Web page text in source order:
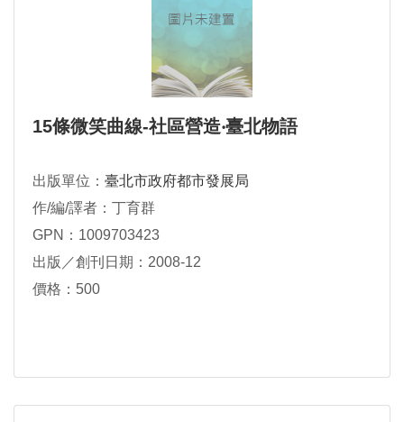
15條微笑曲線-社區營造‧臺北物語
出版單位： 臺北市政府都市發展局
作/編/譯者：丁育群
GPN：1009703423
出版／創刊日期：2008-12
價格：500